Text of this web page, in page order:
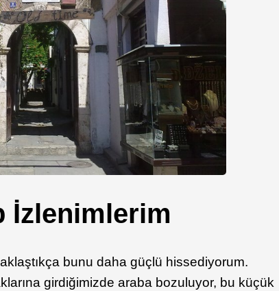
İzlenimlerim
bunu daha güçlü hissediyorum.
girdiğimizde araba bozuluyor, bu küçük